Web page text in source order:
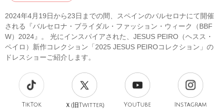
2024年4月19日から23日までの間、スペインのバルセロナにて開催
される『バルセロナ・ブライダル・ファッション・ウィーク（BBF
W）2024』。 光にインスパイアされた、JESUS PEIRO（ヘスス・
ペイロ）新作コレクション「2025 JESUS PEIROコレクション」の
ドレスショーご紹介します。
TikTok Ｘ(旧Twitter) YouTube Instagram